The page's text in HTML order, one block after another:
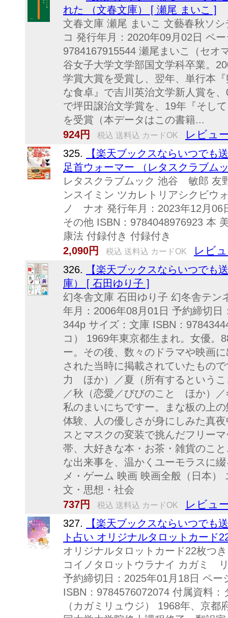
れた （文春文庫） [ 瀬尾 まいこ ]
文春文庫 瀬尾 まいこ 文藝春秋ソ
コ 発行年月：2020年09月02日 ペ
9784167915544 瀬尾まいこ（セオ
谷女子大学文学部国文学科卒業。
学賞大賞を受賞し、翌年、単行本
な食卓』で吉川英治文学新人賞を
で坪田譲治文学賞を、19年『そし
を受賞（本データはこの書籍...
924円
税込 送料込 カードOK レビュ
325.
【楽天ブックスならいつでも
足首ウォーマー （レタスクラブ
レタスクラブムック 池谷 敏郎 友
ンスイミン ツカレトリアシクビ
ノ ナオ 発行年月：2023年12月06
その他 ISBN：9784048976923 本
康法 付録付き 付録付き
2,090円
税込 送料込 カードOK レビ
326.
【楽天ブックスならいつでも
庫） [ 石田ゆり子 ]
幻冬舎文庫 石田ゆり子 幻冬舎テ
年月：2006年08月01日 予約締切
344p サイズ：文庫 ISBN：
コ） 1969年東京都生まれ。女優。
ー。その後、数々のドラマや映画
された当時に掲載されていたもの
力 ほか）／夏（所有するという
／秋（恋愛／びびのこと ほか）
私のまいにちですー。まな板の上
体験、人の優しさが身にしみた真
スとマスクの変装で挑んだフリー
帯、大好きな本・お茶・雑貨のこ
な出来事を、温かくユーモラスに
メ・ゲーム 映画 映画全般（日本
文・思想・社会
737円
税込 送料込 カードOK レビュ
327.
【楽天ブックスならいつで
ト占い オリジナルタロットカー
オリジナルタロットカード22枚つ
コイノタロットウラナイ カガミ
予約締切日：2025年01月18日 ペー
ISBN：9784576072074 付属資料
（カガミリュウジ） 1968年、京